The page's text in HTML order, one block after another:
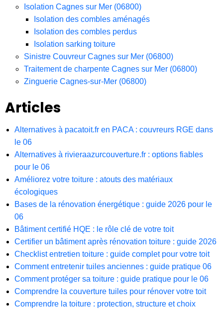
Isolation Cagnes sur Mer (06800)
Isolation des combles aménagés
Isolation des combles perdus
Isolation sarking toiture
Sinistre Couvreur Cagnes sur Mer (06800)
Traitement de charpente Cagnes sur Mer (06800)
Zinguerie Cagnes-sur-Mer (06800)
Articles
Alternatives à pacatoit.fr en PACA : couvreurs RGE dans
le 06
Alternatives à rivieraazurcouverture.fr : options fiables
pour le 06
Améliorez votre toiture : atouts des matériaux
écologiques
Bases de la rénovation énergétique : guide 2026 pour le
06
Bâtiment certifié HQE : le rôle clé de votre toit
Certifier un bâtiment après rénovation toiture : guide 2026
Checklist entretien toiture : guide complet pour votre toit
Comment entretenir tuiles anciennes : guide pratique 06
Comment protéger sa toiture : guide pratique pour le 06
Comprendre la couverture tuiles pour rénover votre toit
Comprendre la toiture : protection, structure et choix